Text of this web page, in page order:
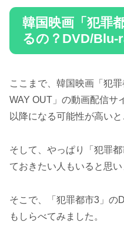
韓国映画「犯罪
るの？DVD/Blu-
ここまで、韓国映画「犯
WAY OUT」の動画配信サ
以降になる可能性が高いと
そして、やっぱり「犯罪
ておきたい人もいると思い
そこで、「犯罪都市3」の
もしらべてみました。